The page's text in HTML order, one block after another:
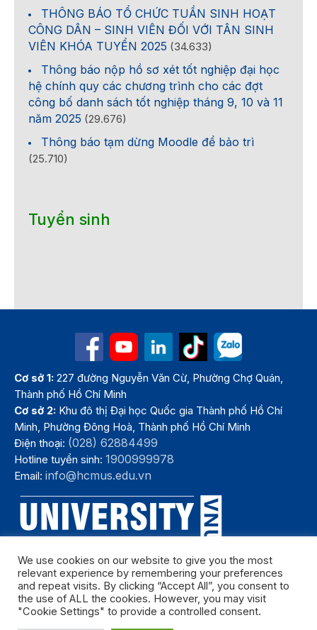
THÔNG BÁO TỔ CHỨC TUẦN SINH HOẠT
CÔNG DÂN – SINH VIÊN ĐỐI VỚI TÂN SINH
VIÊN KHÓA TUYỂN 2025 (34.633)
Thông báo nộp hồ sơ xét tốt nghiệp đại học
hệ chính quy các chương trình cho các đợt
công bố danh sách tốt nghiệp tháng 9, 10 và 11
năm 2025 (29.676)
Thông báo tạm dừng Moodle để bảo trì
(25.710)
Tuyển sinh
Cơ sở 1: 227 đường Nguyễn Văn Cừ, Phường Chợ Quán,
Thành phố Hồ Chí Minh
Cơ sở 2: Khu đô thị Đại học Quốc gia Thành phố Hồ Chí
Minh, Phường Đông Hoà, Thành phố Hồ Chí Minh
Điện thoại: (028) 62884499
Hotline tuyển sinh:1900999978
Email:info@hcmus.edu.vn
We use cookies on our website to give you the most
relevant experience by remembering your preferences
and repeat visits. By clicking “Accept All”, you consent to
the use of ALL the cookies. However, you may visit
"Cookie Settings" to provide a controlled consent.